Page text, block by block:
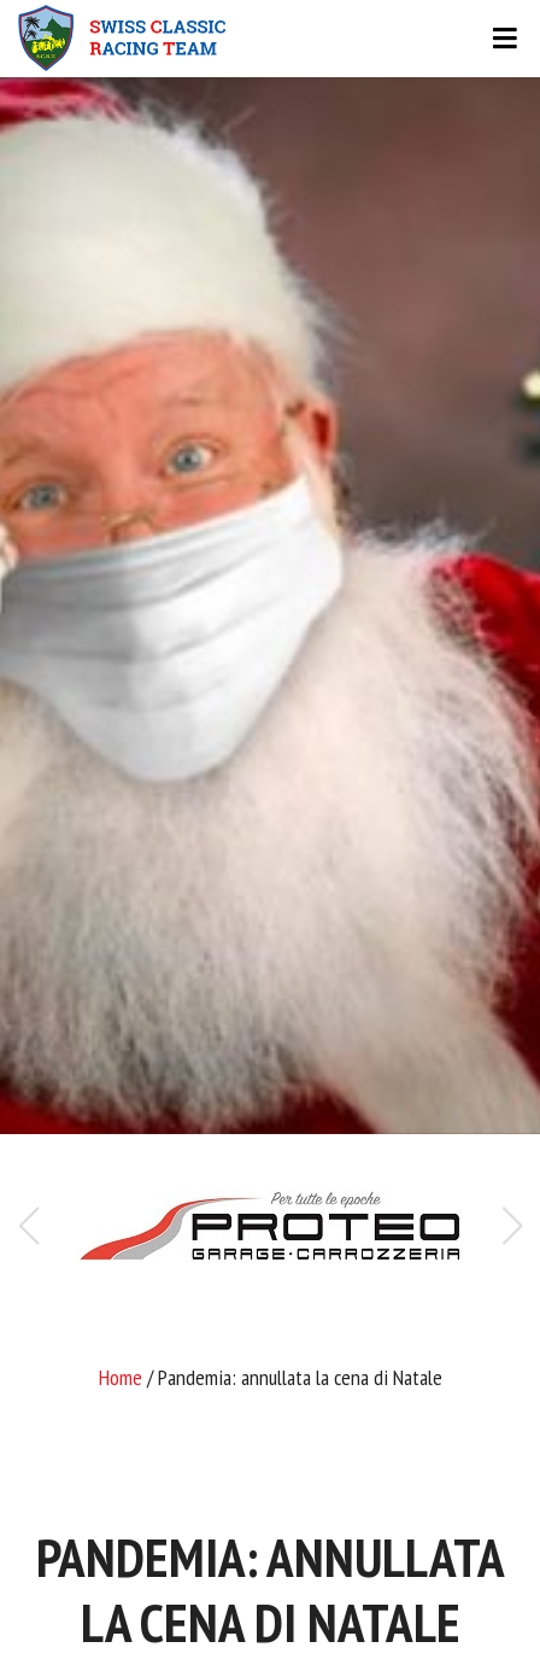
Home / Pandemia: annullata la cena di Natale
PANDEMIA: ANNULLATA
LA CENA DI NATALE